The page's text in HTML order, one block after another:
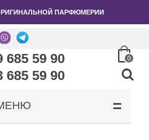
ПАРФЮМЕРИИ
685 59 90
685 59 90
0